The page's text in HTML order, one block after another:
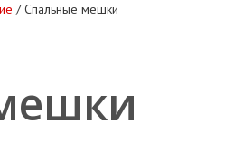
/Спальные мешки